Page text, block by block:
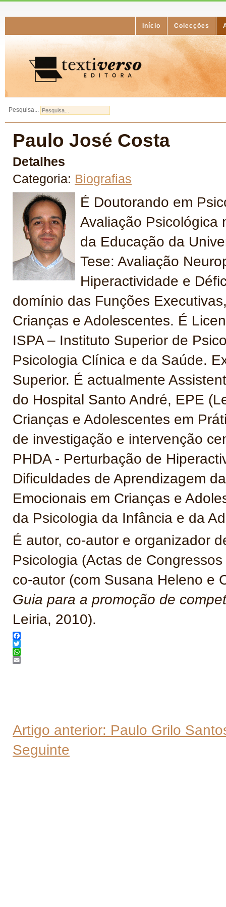
Início Colecções
Pesquisa...
Paulo José Costa
Detalhes
Categoria: Biografias
É Doutorando em
Avaliação Psicológica
da Educação da
Tese: Avaliação
Hiperactividade e
domínio das Funções
Crianças e Adolescentes. É
ISPA – Instituto Superior de
Psicologia Clínica e da Saúde.
Superior. É actualmente
do Hospital Santo André, EPE
Crianças e Adolescentes em
de investigação e intervenção
PHDA - Perturbação de
Dificuldades de Aprendizagem
Emocionais em Crianças e
da Psicologia da Infância e da
É autor, co-autor e organizador
Psicologia (Actas de
co-autor (com Susana Heleno e
Guia para a promoção de
Leiria, 2010).
Facebook
Twitter
WhatsApp
Artigo anterior: Paulo Grilo
Seguinte